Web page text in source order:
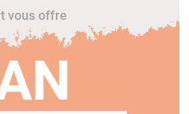
vous offre